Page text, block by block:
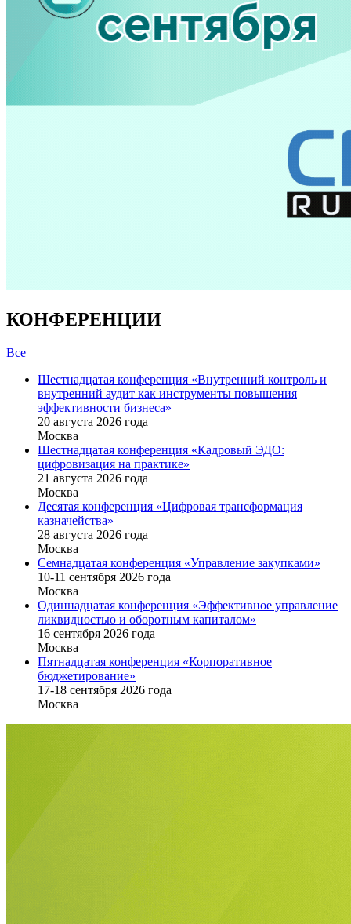
КОНФЕРЕНЦИИ
Все
Шестнадцатая конференция «Внутренний контроль и
внутренний аудит как инструменты повышения
эффективности бизнеса»
20 августа 2026 года
Москва
Шестнадцатая конференция «Кадровый ЭДО:
цифровизация на практике»
21 августа 2026 года
Москва
Десятая конференция «Цифровая трансформация
казначейства»
28 августа 2026 года
Москва
Семнадцатая конференция «Управление закупками»
10-11 сентября 2026 года
Москва
Одиннадцатая конференция «Эффективное управление
ликвидностью и оборотным капиталом»
16 cентября 2026 года
Москва
Пятнадцатая конференция «Корпоративное
бюджетирование»
17-18 сентября 2026 года
Москва